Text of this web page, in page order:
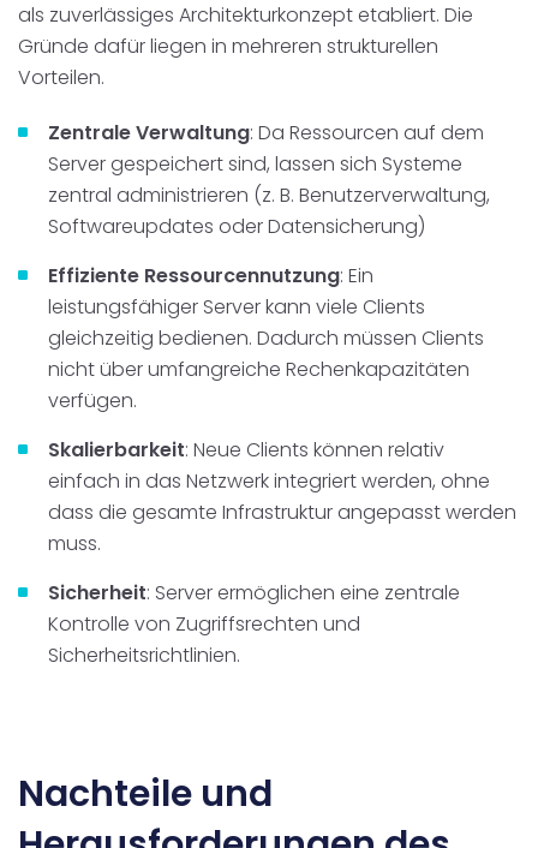
als zuverlässiges Architekturkonzept etabliert. Die
Gründe dafür liegen in mehreren strukturellen
Vorteilen.
Zentrale Verwaltung: Da Ressourcen auf dem
Server gespeichert sind, lassen sich Systeme
zentral administrieren (z. B. Benutzerverwaltung,
Softwareupdates oder Datensicherung)
Effiziente Ressourcennutzung: Ein
leistungsfähiger Server kann viele Clients
gleichzeitig bedienen. Dadurch müssen Clients
nicht über umfangreiche Rechenkapazitäten
verfügen.
Skalierbarkeit: Neue Clients können relativ
einfach in das Netzwerk integriert werden, ohne
dass die gesamte Infrastruktur angepasst werden
muss.
Sicherheit: Server ermöglichen eine zentrale
Kontrolle von Zugriffsrechten und
Sicherheitsrichtlinien.
Nachteile und